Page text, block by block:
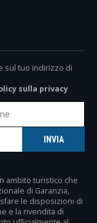
sul tuo indirizzo di
sulla privacy
ambito turistico che
di Garanzia,
le disposizioni di
e la rivendita di